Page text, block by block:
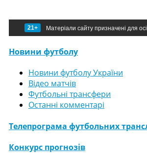
21+ Матеріали сайту призначені для
Новини футболу
Новини футболу України
Відео матчів
Футбольні трансфери
Останні комментарі
Телепрограма футбольних
Конкурс прогнозів